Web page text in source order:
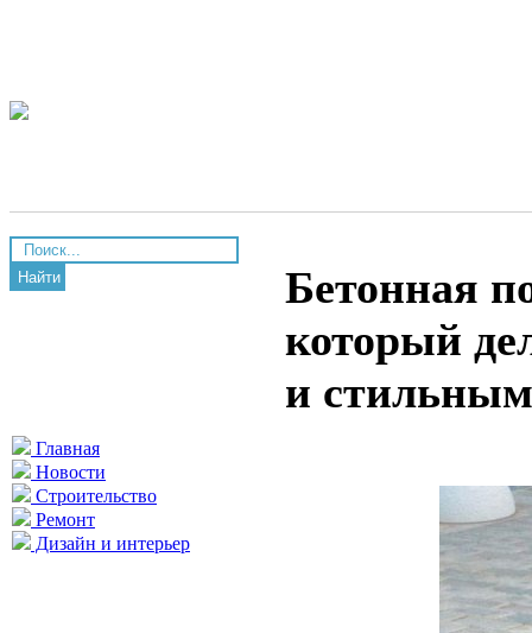
Найти
Главная
Новости
Строительство
Ремонт
Дизайн и интерьер
Бетонная
который
и стильным